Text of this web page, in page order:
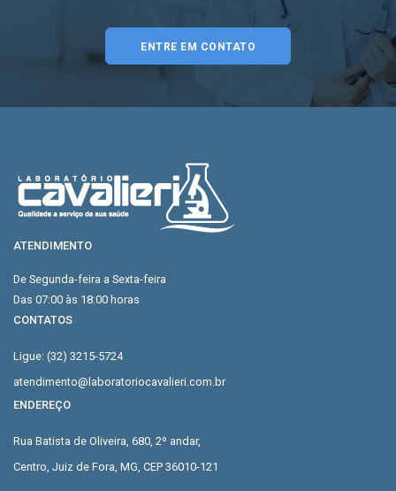
ENTRE EM CONTATO
ATENDIMENTO
De Segunda-feira a Sexta-feira
Das 07:00 às 18:00 horas
CONTATOS
Ligue: (32) 3215-5724
atendimento@laboratoriocavalieri.com.br
ENDEREÇO
Rua Batista de Oliveira, 680, 2º andar,
Centro, Juiz de Fora, MG, CEP 36010-121